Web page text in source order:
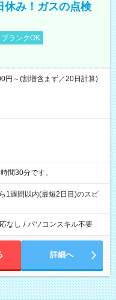
休み！ガスの点検
ブランクOK
～(割増含まず／20日計算)
働7時間30分です。
1週間以内(最短2日目)のスピ
なし / パソコンスキル不要
詳細へ